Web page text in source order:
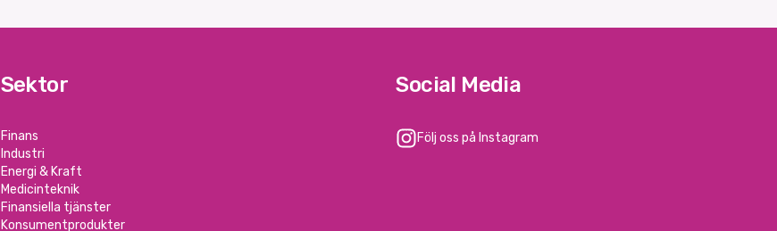
Sektor
Finans
Industri
Energi & Kraft
Medicinteknik
Finansiella tjänster
Konsumentprodukter
Social Media
Följ oss på Instagram